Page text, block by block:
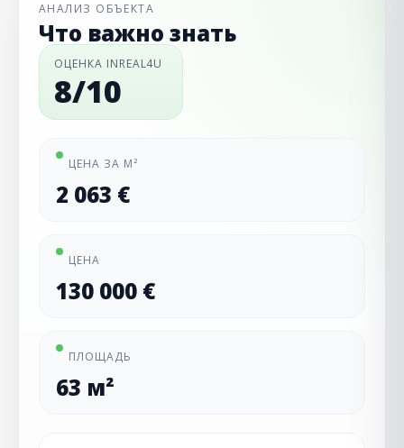
АНАЛИЗ ОБЪЕКТА
Что важно знать
ОЦЕНКА INREAL4U
8/10
ЦЕНА ЗА М²
2 063 €
ЦЕНА
130 000 €
ПЛОЩАДЬ
63 м²